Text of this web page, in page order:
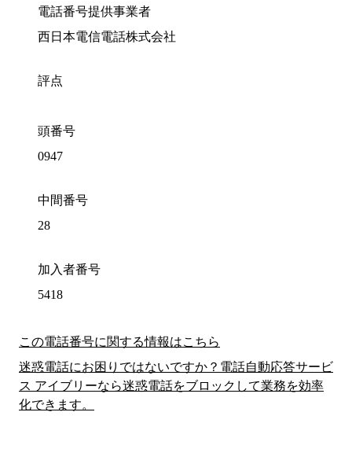
電話番号提供事業者
西日本電信電話株式会社
評点
頭番号
0947
中間番号
28
加入者番号
5418
この電話番号に関する情報はこちら
迷惑電話にお困りではないですか？電話自動応答サービ
ス アイブリーなら迷惑電話をブロックして業務を効率
化できます。